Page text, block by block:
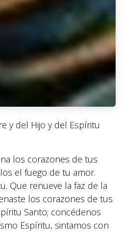
y del Hijo y del Espíritu
los corazones de tus
el fuego de tu amor.
Que renueve la faz de la
los corazones de tus
Santo; concédenos
Espíritu, sintamos con